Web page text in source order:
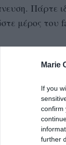
Marie
If you
confirm
further
Πάρτε
μέρος του